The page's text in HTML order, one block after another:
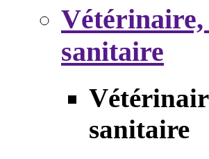
Vétérinaire,
sanitaire
sanitaire